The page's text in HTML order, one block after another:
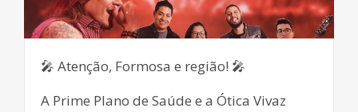
🎤 Atenção, Formosa e região! 🎤
A Prime Plano de Saúde e a Ótica Vivaz